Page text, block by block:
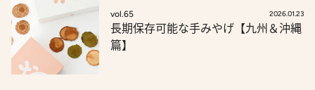
vol.65 2026.01.23
長期保存可能な手みやげ【九州＆沖縄
篇】